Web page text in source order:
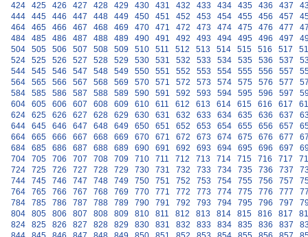
424
425 426 427 428 429 430 431 432 433 434 435 436 437
444
445 446 447 448 449 450 451 452 453 454 455 456 457
464
465 466 467 468 469 470 471 472 473 474 475 476 477
484
485 486 487 488 489 490 491 492 493 494 495 496 497
504
505 506 507 508 509 510 511 512 513 514 515 516 517
524
525 526 527 528 529 530 531 532 533 534 535 536 537
544
545 546 547 548 549 550 551 552 553 554 555 556 557
564
565 566 567 568 569 570 571 572 573 574 575 576 577
584
585 586 587 588 589 590 591 592 593 594 595 596 597
604
605 606 607 608 609 610 611 612 613 614 615 616 617
624
625 626 627 628 629 630 631 632 633 634 635 636 637
644
645 646 647 648 649 650 651 652 653 654 655 656 657
664
665 666 667 668 669 670 671 672 673 674 675 676 677
684
685 686 687 688 689 690 691 692 693 694 695 696 697
704
705 706 707 708 709 710 711 712 713 714 715 716 717
724
725 726 727 728 729 730 731 732 733 734 735 736 737
744
745 746 747 748 749 750 751 752 753 754 755 756 757
764
765 766 767 768 769 770 771 772 773 774 775 776 777
784
785 786 787 788 789 790 791 792 793 794 795 796 797
804
805 806 807 808 809 810 811 812 813 814 815 816 817
824
825 826 827 828 829 830 831 832 833 834 835 836 837